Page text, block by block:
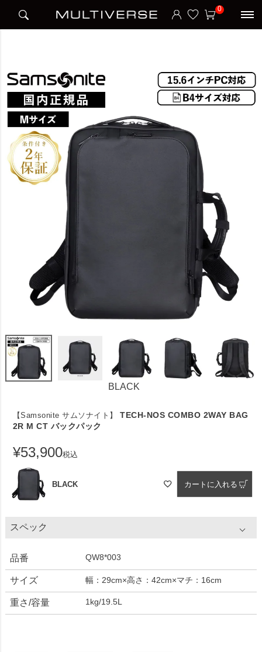
0
TECH-NOS COMBO 2WAY BAG 2R M CT バックパック
BLACK
【Samsonite サムソナイト】
TECH-NOS COMBO 2WAY BAG
2R M CT バックパック
¥53,900税込
BLACK カートに入れる
スペック
品番 QW8*003
サイズ 幅：29cm×高さ：42cm×マチ：16cm
重さ/容量 1kg/19.5L